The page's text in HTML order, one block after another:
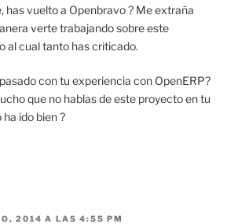
has vuelto a Openbravo ? Me extraña
verte trabajando sobre este
al cual tanto has criticado.
con tu experiencia con OpenERP?
que no hablas de este proyecto en tu
ha ido bien ?
2014 A LAS 4:55 PM